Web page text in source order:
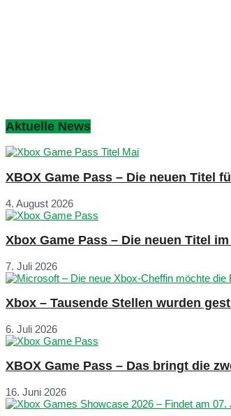
Aktuelle News
XBOX Game Pass – Die neuen Titel
4. August 2026
Xbox Game Pass – Die neuen Titel
7. Juli 2026
Xbox – Tausende Stellen wurden
6. Juli 2026
XBOX Game Pass – Das bringt die
16. Juni 2026